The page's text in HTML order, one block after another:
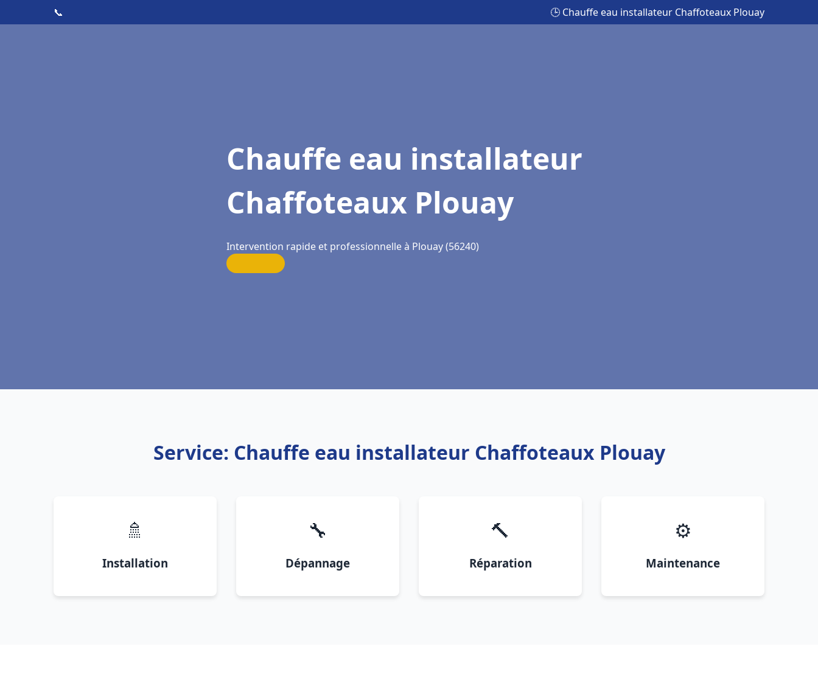
📞 🕒 Chauffe eau installateur Chaffoteaux Plouay
Chauffe eau installateur
Chaffoteaux Plouay
Intervention rapide et professionnelle à Plouay (56240)
Service: Chauffe eau installateur Chaffoteaux Plouay
🚿
Installation
🔧
Dépannage
🔨
Réparation
⚙️
Maintenance